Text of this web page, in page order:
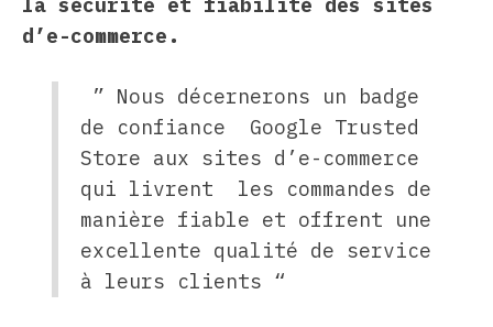
d’e-commerce.
” Nous décernerons un badge
de confiance Google Trusted
Store aux sites d’e-commerce
qui livrent les commandes de
manière fiable et offrent une
excellente qualité de service
à leurs clients “